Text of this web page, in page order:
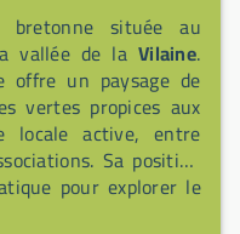
les Halles, avec des
bretonne située au
vallée de la Vilaine.
offre un paysage de
vertes propices aux
locale active, entre
Sa position
pour explorer le